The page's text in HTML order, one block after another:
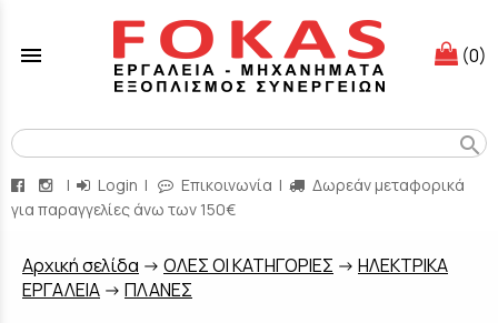
menu (0)
search
| Login | Επικοινωνία |
Δωρεάν μεταφορικά
για παραγγελίες άνω των 150€
Aρχική σελίδα -> ΟΛΕΣ ΟΙ ΚΑΤΗΓΟΡΙΕΣ -> ΗΛΕΚΤΡΙΚΑ
ΕΡΓΑΛΕΙΑ -> ΠΛΑΝΕΣ